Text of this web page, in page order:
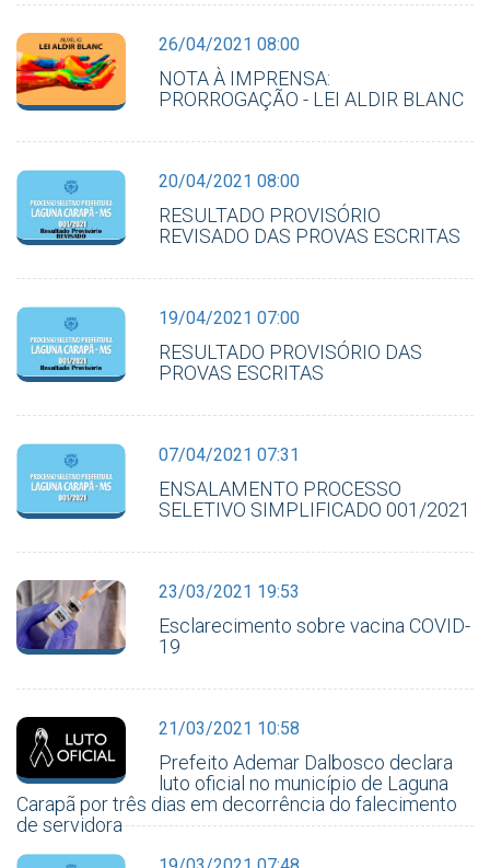
26/04/2021 08:00
NOTA À IMPRENSA:
PRORROGAÇÃO - LEI ALDIR BLANC
20/04/2021 08:00
RESULTADO PROVISÓRIO
REVISADO DAS PROVAS ESCRITAS
19/04/2021 07:00
RESULTADO PROVISÓRIO DAS
PROVAS ESCRITAS
07/04/2021 07:31
ENSALAMENTO PROCESSO
SELETIVO SIMPLIFICADO 001/2021
23/03/2021 19:53
Esclarecimento sobre vacina COVID-
19
21/03/2021 10:58
Prefeito Ademar Dalbosco declara
luto oficial no município de Laguna
Carapã por três dias em decorrência do falecimento
de servidora